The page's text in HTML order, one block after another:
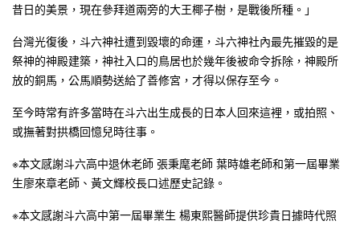
昔日的美景，現在參拜道兩旁的大王椰子樹，是戰後所種。」
台灣光復後，斗六神社遭到毀壞的命運，斗六神社內最先摧毀的是
祭神的神殿建築，神社入口的鳥居也於幾年後被命令拆除，神殿所
放的銅馬，公馬順勢送給了善修宮，才得以保存至今。
至今時常有許多當時在斗六出生成長的日本人回來這裡，或拍照、
或撫著對拱橋回憶兒時往事。
※本文感謝斗六高中退休老師 張秉麾老師 葉時雄老師和第一屆畢業
生廖來章老師、黃文輝校長口述歷史記錄。
※本文感謝斗六高中第一屆畢業生 楊東熙醫師提供珍貴日據時代照